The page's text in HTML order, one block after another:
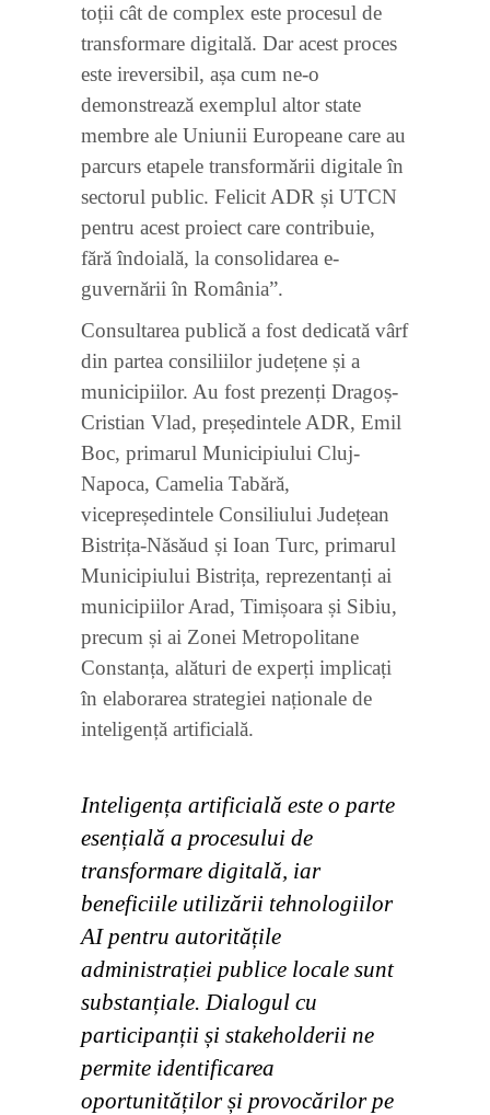
toții cât de complex este procesul de
transformare digitală. Dar acest proces
este ireversibil, așa cum ne-o
demonstrează exemplul altor state
membre ale Uniunii Europeane care au
parcurs etapele transformării digitale în
sectorul public. Felicit ADR și UTCN
pentru acest proiect care contribuie,
fără îndoială, la consolidarea e-
guvernării în România”.
Consultarea publică a fost dedicată vârf
din partea consiliilor județene și a
municipiilor. Au fost prezenți Dragoș-
Cristian Vlad, președintele ADR, Emil
Boc, primarul Municipiului Cluj-
Napoca, Camelia Tabără,
vicepreședintele Consiliului Județean
Bistrița-Năsăud și Ioan Turc, primarul
Municipiului Bistrița, reprezentanți ai
municipiilor Arad, Timișoara și Sibiu,
precum și ai Zonei Metropolitane
Constanța, alături de experți implicați
în elaborarea strategiei naționale de
inteligență artificială.
Inteligența artificială este o parte
esențială a procesului de
transformare digitală, iar
beneficiile utilizării tehnologiilor
AI pentru autoritățile
administrației publice locale sunt
substanțiale. Dialogul cu
participanții și stakeholderii ne
permite identificarea
oportunităților și provocărilor pe